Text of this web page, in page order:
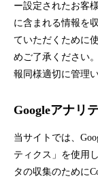
ー設定されたお客
に含まれる情報を
ていただくために
めご了承ください
報同様適切に管理
Googleアナリ
当サイトでは、
ティクス」を使用
タの収集のために